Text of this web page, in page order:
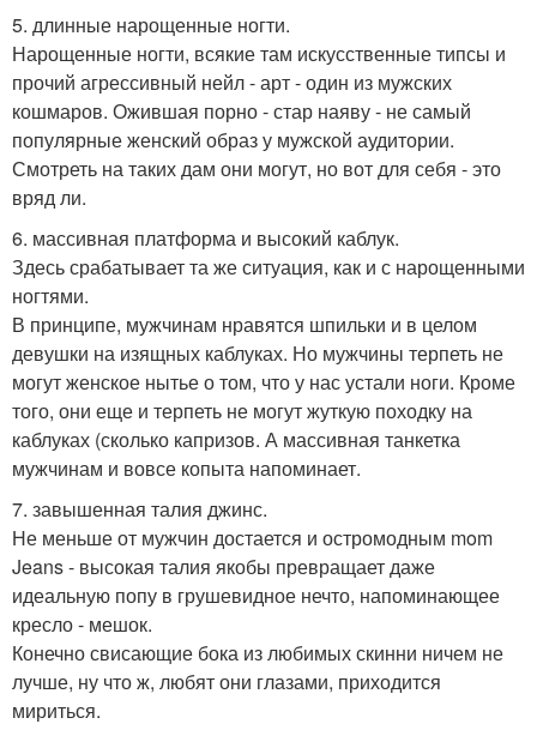
5. длинные нарощенные ногти.
Нарощенные ногти, всякие там искусственные типсы и
прочий агрессивный нейл - арт - один из мужских
кошмаров. Ожившая порно - стар наяву - не самый
популярные женский образ у мужской аудитории.
Смотреть на таких дам они могут, но вот для себя - это
вряд ли.
6. массивная платформа и высокий каблук.
Здесь срабатывает та же ситуация, как и с нарощенными
ногтями.
В принципе, мужчинам нравятся шпильки и в целом
девушки на изящных каблуках. Но мужчины терпеть не
могут женское нытье о том, что у нас устали ноги. Кроме
того, они еще и терпеть не могут жуткую походку на
каблуках (сколько капризов. А массивная танкетка
мужчинам и вовсе копыта напоминает.
7. завышенная талия джинс.
Не меньше от мужчин достается и остромодным mom
Jeans - высокая талия якобы превращает даже
идеальную попу в грушевидное нечто, напоминающее
кресло - мешок.
Конечно свисающие бока из любимых скинни ничем не
лучше, ну что ж, любят они глазами, приходится
мириться.